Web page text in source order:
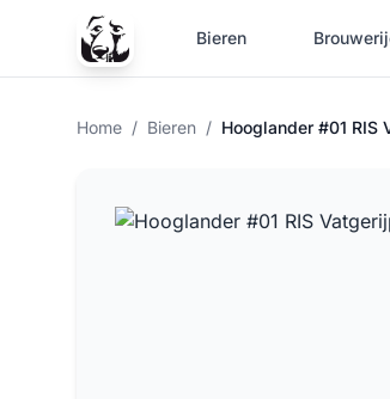
Bieren
Home / Bieren / Hooglander #01